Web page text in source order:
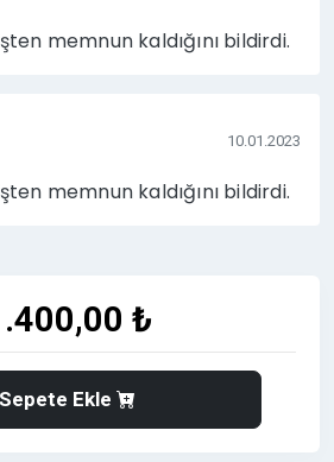
memnun kaldığını bildirdi.
10.01.2023
memnun kaldığını bildirdi.
₺
Sepete Ekle